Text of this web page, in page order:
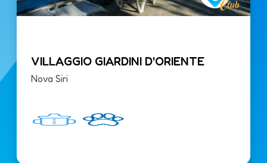
VILLAGGIO GIARDINI D'ORIENTE
Nova Siri